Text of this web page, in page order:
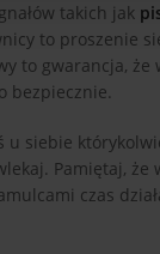
takich jak
to proszenie
to gwarancja, że
bezpiecznie.
u siebie
Pamiętaj, że
czas